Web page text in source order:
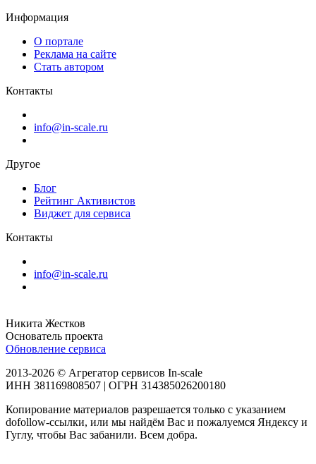
Информация
О портале
Реклама на сайте
Стать автором
Контакты
info@in-scale.ru
Другое
Блог
Рейтинг Активистов
Виджет для сервиса
Контакты
info@in-scale.ru
Никита Жестков
Основатель проекта
Обновление сервиса
2013-2026 © Агрегатор сервисов In-scale
ИНН 381169808507 | ОГРН 314385026200180
Копирование материалов разрешается только с указанием
dofollow-ссылки, или мы найдём Вас и пожалуемся Яндексу и
Гуглу, чтобы Вас забанили. Всем добра.